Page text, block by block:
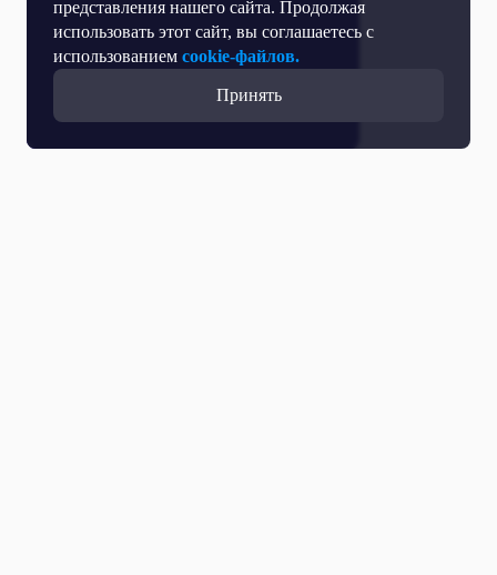
представления нашего сайта. Продолжая
использовать этот сайт, вы соглашаетесь с
использованием cookie-файлов.
Принять